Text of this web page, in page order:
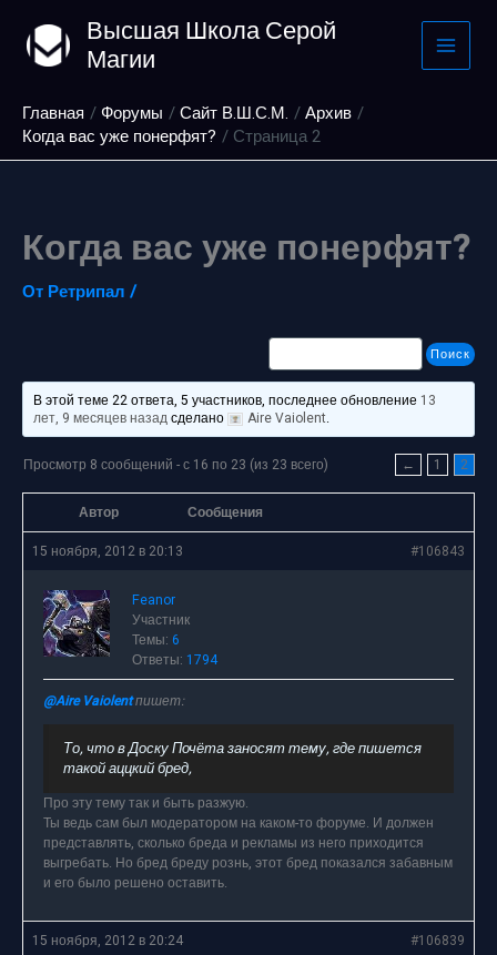
содержимому
Высшая Школа Серой
Магии
Главная Форумы Сайт В.Ш.С.М.
Архив
Когда вас уже понерфят?
Страница 2
Когда вас уже понерфят?
От Ретрипал /
В этой теме 22 ответа, 5 участников, последнее обновление 13
лет, 9 месяцев назадсделано Aire Vaiolent.
Просмотр 8 сообщений - с 16 по 23 (из 23 всего) ← 1 2
Автор
Сообщения
15 ноября, 2012 в 20:13
#106843
Feanor
Участник
Темы: 6
Ответы: 1794
@Aire Vaiolentпишет:
То, что в Доску Почёта заносят тему, где пишется
такой аццкий бред,
Про эту тему так и быть разжую.
Ты ведь сам был модератором на каком-то форуме. И должен
представлять, сколько бреда и рекламы из него приходится
выгребать. Но бред бреду рознь, этот бред показался забавным
и его было решено оставить.
15 ноября, 2012 в 20:24 #106839